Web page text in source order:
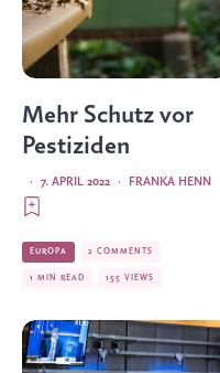
Mehr Schutz vor
Pestiziden
FRANKA HENN
·
7. APRIL 2022
·
EUROPA 2 COMMENTS
1 MIN READ 155 VIEWS